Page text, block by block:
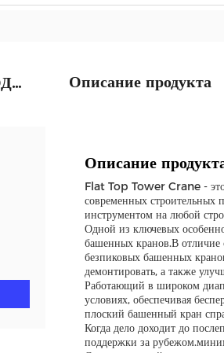
РОДСТВЕННЫЕ ПРОДУКТЫ
Описание продукта
Описание
Flat Top Tower Crane - это
современных строительных
инструментом на любой
Одной из ключевых
башенных кранов.В отличие
безпиковых башенных
демонтировать, а также
Работающий в широком
условиях, обеспечивая
плоский башенный кран
Когда дело доходит до
поддержки за